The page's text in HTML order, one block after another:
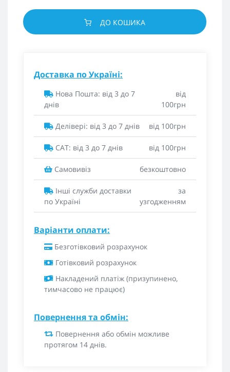
ДО КОШИКА
Доставка по Україні:
Нова Пошта: від 3 до 7
днів
від
100грн
Делівері: від 3 до 7 днів від 100грн
САТ: від 3 до 7 днів від 100грн
Самовивіз безкоштовно
Інші служби доставки
по Україні
за
узгодженням
Варіанти оплати:
Безготівковий розрахунок
Готівковий розрахунок
Накладений платіж (призупинено,
тимчасово не працює)
Повернення та обмін:
Повернення або обмін можливе
протягом 14 днів.